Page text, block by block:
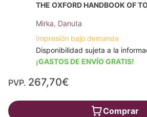
THE OXFORD HANDBOOK OF
Mirka, Danuta
Impresión bajo demanda
Disponibilidad sujeta a la
¡GASTOS DE ENVÍO GRATIS!
PVP. 267,70€
Comprar